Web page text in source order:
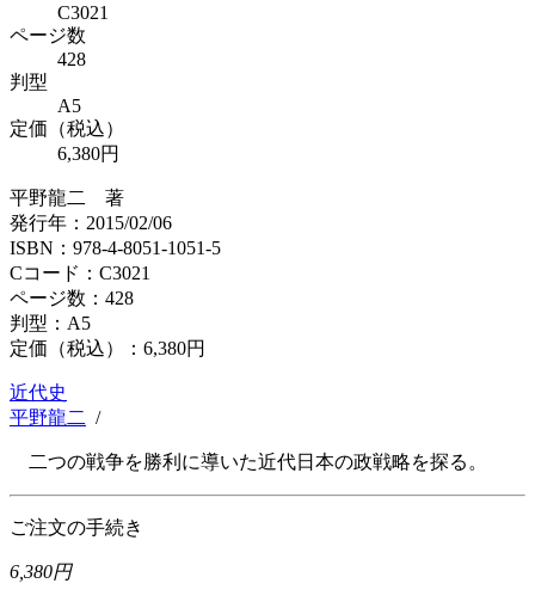
C3021
ページ数
428
判型
A5
定価（税込）
6,380円
平野龍二 著
発行年：2015/02/06
ISBN：978-4-8051-1051-5
Cコード：C3021
ページ数：428
判型：A5
定価（税込）： 6,380円
近代史
平野龍二 /
二つの戦争を勝利に導いた近代日本の政戦略を探る。
ご注文の手続き
6,380円